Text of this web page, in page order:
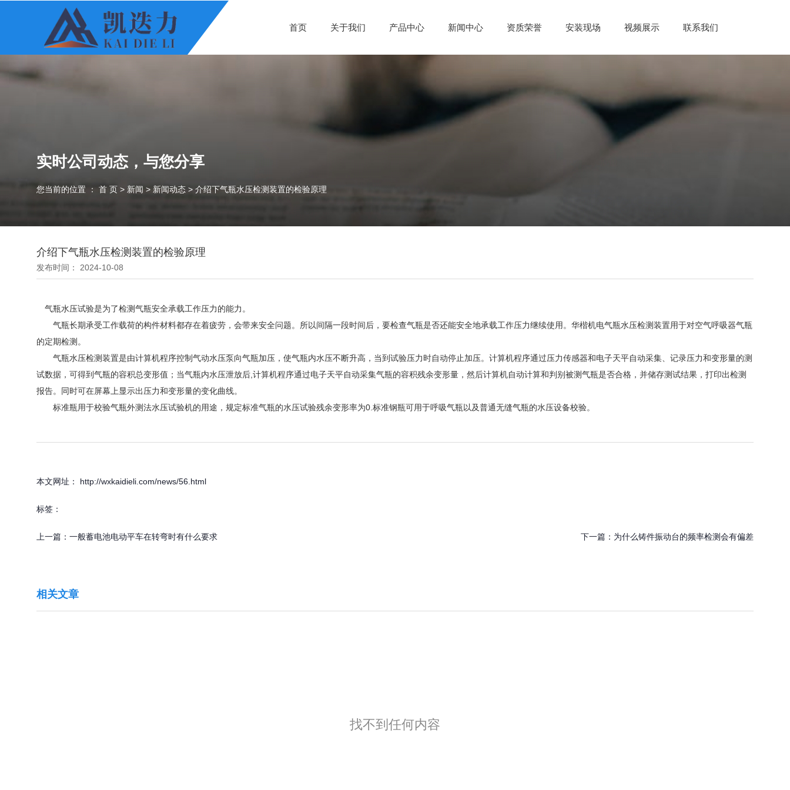
首页 关于我们 产品中心 新闻中心 资质荣誉 安装现场 视频展示 联系我们
实时公司动态，与您分享
您当前的位置 ： 首 页 > 新闻 > 新闻动态 > 介绍下气瓶水压检测装置的检验原理
介绍下气瓶水压检测装置的检验原理
发布时间： 2024-10-08
气瓶水压试验是为了检测气瓶安全承载工作压力的能力。
气瓶长期承受工作载荷的构件材料都存在着疲劳，会带来安全问题。所以间隔一段时间后，要检查气瓶是否还能安全地承载工作压力继续使用。华楷机电气瓶水压检测装置用于对空气呼吸器气瓶
的定期检测。
气瓶水压检测装置是由计算机程序控制气动水压泵向气瓶加压，使气瓶内水压不断升高，当到试验压力时自动停止加压。计算机程序通过压力传感器和电子天平自动采集、记录压力和变形量的测
试数据，可得到气瓶的容积总变形值；当气瓶内水压泄放后,计算机程序通过电子天平自动采集气瓶的容积残余变形量，然后计算机自动计算和判别被测气瓶是否合格，并储存测试结果，打印出检测
报告。同时可在屏幕上显示出压力和变形量的变化曲线。
标准瓶用于校验气瓶外测法水压试验机的用途，规定标准气瓶的水压试验残余变形率为0.标准钢瓶可用于呼吸气瓶以及普通无缝气瓶的水压设备校验。
本文网址： http://wxkaidieli.com/news/56.html
标签：
上一篇： 一般蓄电池电动平车在转弯时有什么要求 下一篇： 为什么铸件振动台的频率检测会有偏差
相关文章
找不到任何内容